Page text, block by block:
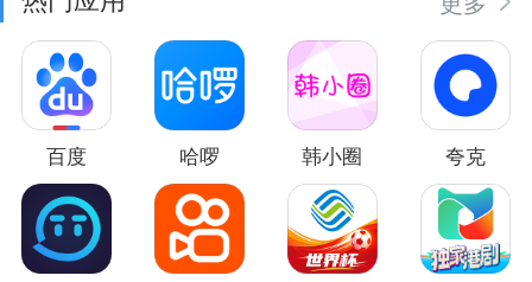
百度 哈啰 韩小圈 夸克